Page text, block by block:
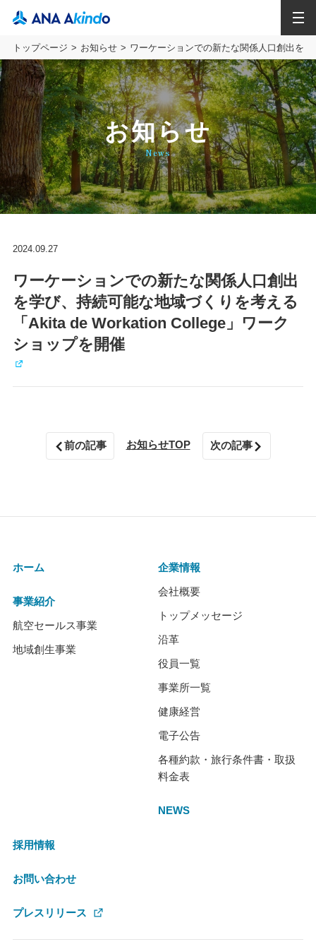
トップページ お知らせ ワーケーションでの新たな関係人口創出を
お知らせ
News
2024.09.27
ワーケーションでの新たな関係人口創出
を学び、持続可能な地域づくりを考える
「Akita de Workation College」ワーク
ショップを開催
前の記事 お知らせTOP 次の記事
ホーム
事業紹介
航空セールス事業
地域創生事業
企業情報
会社概要
トップメッセージ
沿革
役員一覧
事業所一覧
健康経営
電子公告
各種約款・旅行条件書・取扱
料金表
NEWS
採用情報
お問い合わせ
プレスリリース